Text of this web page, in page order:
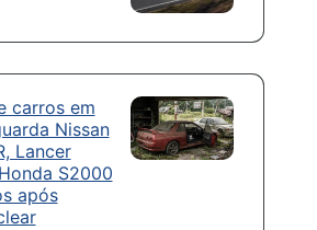
carros em
Nissan
Lancer
S2000
após